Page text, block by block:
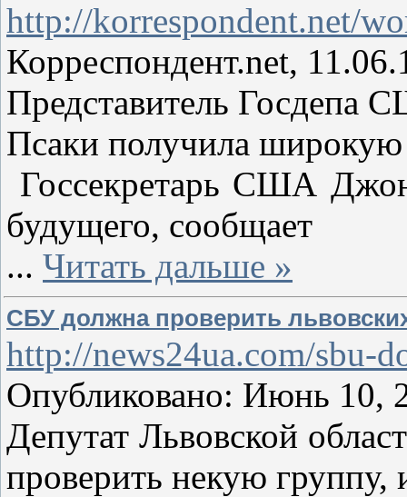
http://korrespondent.net/
Корреспондент.net,
Представитель Госдепа
Псаки получила широкую
Госсекретарь США
будущего, сообщает
... Читать дальше »
СБУ должна проверить
http://news24ua.com/sbu-
Опубликовано: Июнь 10,
Депутат Львовской
проверить некую